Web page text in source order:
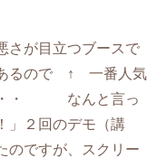
が目立つブースで
るので ↑ 一番人気
・・ なんと言っ
」２回のデモ（講
のですが、スクリー